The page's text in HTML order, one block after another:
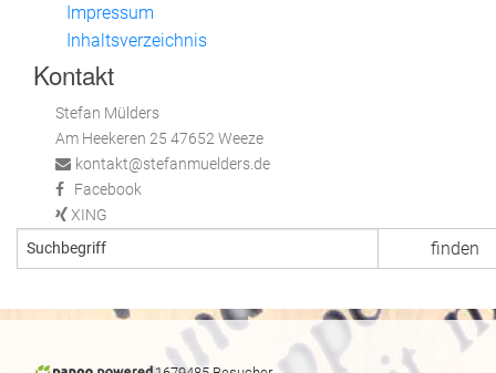
Impressum
Inhaltsverzeichnis
Kontakt
Stefan Mülders
Am Heekeren 25 47652 Weeze
kontakt@stefanmuelders.de
Facebook
XING